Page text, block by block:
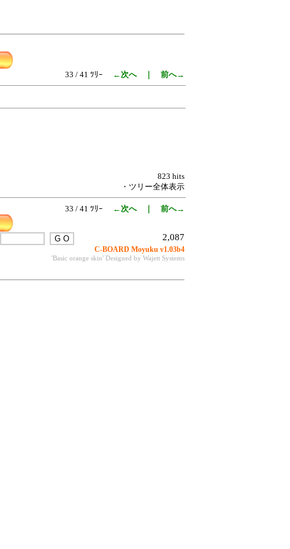
33 / 41 ﾂﾘｰ
←次へ｜ 前へ→
823 hits
・ツリー全体表示
33 / 41 ﾂﾘｰ ←次へ｜ 前へ→
2,087
C-BOARD Moyuku v1.03b4
'Basic orange skin' Designed by Wajett Systems